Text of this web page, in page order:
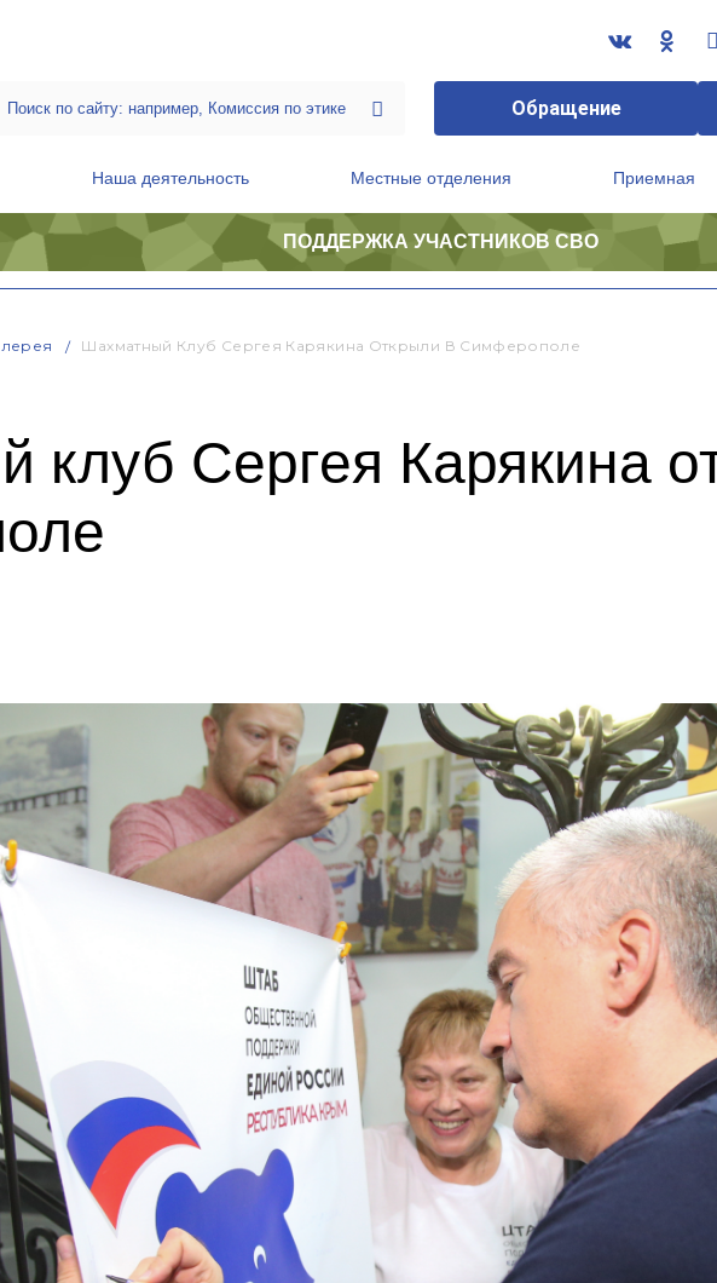
Обращение
Наша деятельность Местные отделения Приемная
ПОДДЕРЖКА УЧАСТНИКОВ СВО
Шахматный Клуб Сергея Карякина Открыли В Симферополе
клуб Сергея Карякина